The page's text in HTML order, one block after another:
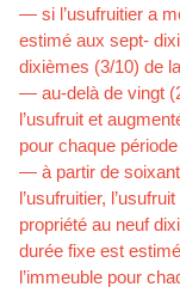
— si l’usufruitier a
estimé aux sept-
dixièmes (3/10) de
— au-delà de vingt
l’usufruit et
pour chaque
— à partir de
l’usufruitier,
propriété au neuf
durée fixe est
l’immeuble pour